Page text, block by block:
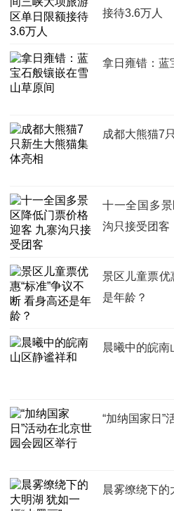
接待3.6万人
拿日雍错：蓝
成都大熊猫7
十一全国多
沟只接受团客
景区儿童票优
是年龄？
晨曦中的皖南
“加纳国家日”
晨雾缭绕下的